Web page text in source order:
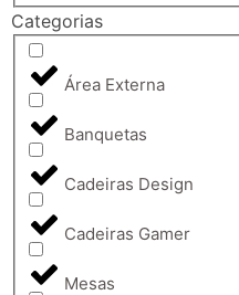
Categorias
Área Externa
Banquetas
Cadeiras Design
Cadeiras Gamer
Mesas